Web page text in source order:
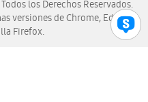
los Derechos Reservados.
versiones de Chrome, Edge,
Firefox.